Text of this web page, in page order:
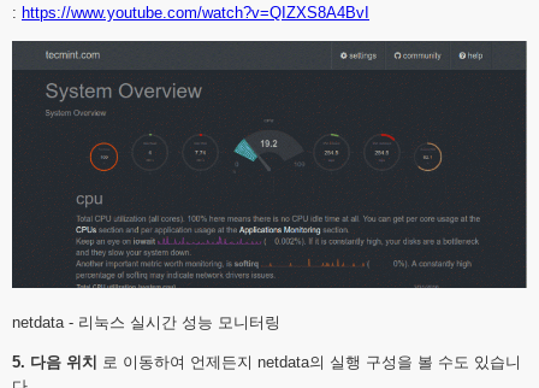
: https://www.youtube.com/watch?v=QIZXS8A4BvI
netdata - 리눅스 실시간 성능 모니터링
5. 다음 위치 로 이동하여 언제든지 netdata의 실행 구성을 볼 수도 있습니